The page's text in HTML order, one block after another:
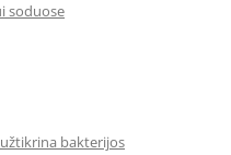
soduose
bakterijos